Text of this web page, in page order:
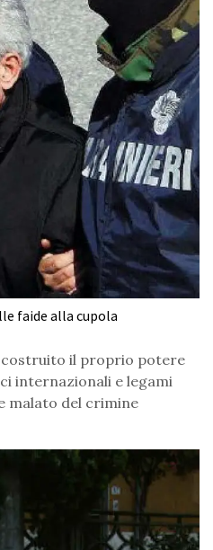
faide alla cupola
costruito il proprio potere
internazionali e legami
malato del crimine